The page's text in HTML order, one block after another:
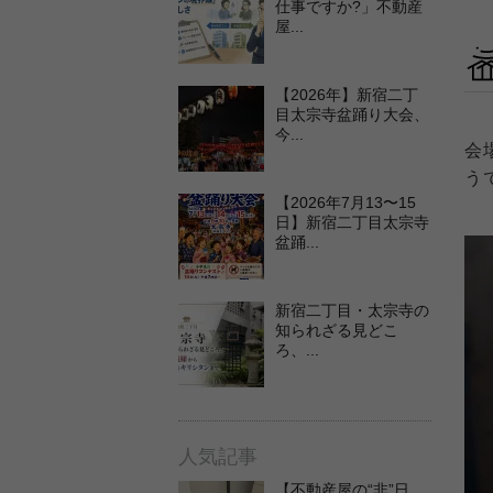
会
う
仕事ですか?」不動産
屋...
【2026年】新宿二丁
目太宗寺盆踊り大会、
今...
【2026年7月13〜15
日】新宿二丁目太宗寺
盆踊...
新宿二丁目・太宗寺の
知られざる見どこ
ろ、...
人気記事